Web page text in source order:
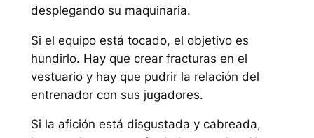
desplegando su maquinaria.
Si el equipo está tocado, el objetivo es
hundirlo. Hay que crear fracturas en el
vestuario y hay que pudrir la relación del
entrenador con sus jugadores.
Si la afición está disgustada y cabreada,